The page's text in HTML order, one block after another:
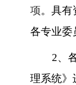
项。具有
各专业委
2、
理系统》